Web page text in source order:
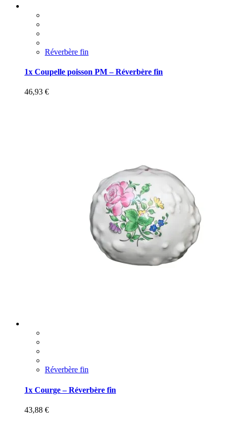
Réverbère fin
1x Coupelle poisson PM – Réverbère fin
46,93 €
Réverbère fin
1x Courge – Réverbère fin
43,88 €